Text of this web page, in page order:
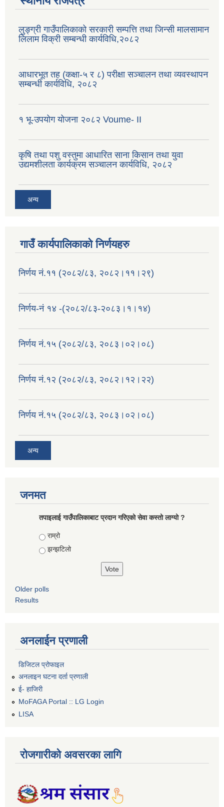
लुङ्ग्री गाउँपालिकाको सरकारी सम्पत्ति तथा जिन्सी मालसामान
लिलाम विक्री सम्बन्धी कार्यविधि,२०८२
आधारभूत तह (कक्षा-५ र ८) परीक्षा सञ्चालन तथा व्यवस्थापन
सम्बन्धी कार्यविधि, २०८२
१ भू-उपयोग योजना २०८२ Voume- II
कृषि तथा पशु वस्तुमा आधारित साना किसान तथा युवा
उद्यमशीलता कार्यक्रम सञ्चालन कार्यविधि, २०८२
अन्य
गाउँ कार्यपालिकाको निर्णयहरु
निर्णय नं.११ (२०८२/८३, २०८२।११।२९)
निर्णय-नं १४ -(२०८२/८३-२०८३।१।१४)
निर्णय नं.१५ (२०८२/८३, २०८३।०२।०८)
निर्णय नं.१२ (२०८२/८३, २०८२।१२।२२)
निर्णय नं.१५ (२०८२/८३, २०८३।०२।०८)
अन्य
जनमत
तपाइलाई गाउँपालिकाबाट प्रदान गरिएको सेवा कस्तो लाग्यो ?
Choices
राम्रो
झन्झटिलो
Older polls
Results
अनलाईन प्रणाली
डिजिटल प्रोफाइल
अनलाइन घटना दर्ता प्रणाली
ई- हाजिरी
MoFAGA Portal :: LG Login
LISA
रोजगारीको अवसरका लागि